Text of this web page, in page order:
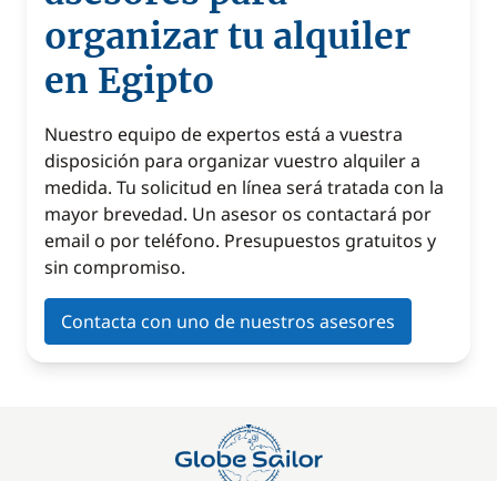
organizar tu alquiler
en Egipto
Nuestro equipo de expertos está a vuestra
disposición para organizar vuestro alquiler a
medida. Tu solicitud en línea será tratada con la
mayor brevedad. Un asesor os contactará por
email o por teléfono. Presupuestos gratuitos y
sin compromiso.
Contacta con uno de nuestros asesores